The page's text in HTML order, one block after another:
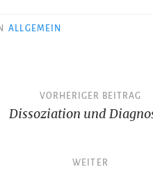
ALLGEMEIN
VORHERIGER BEITRAG
Dissoziation und
WEITER